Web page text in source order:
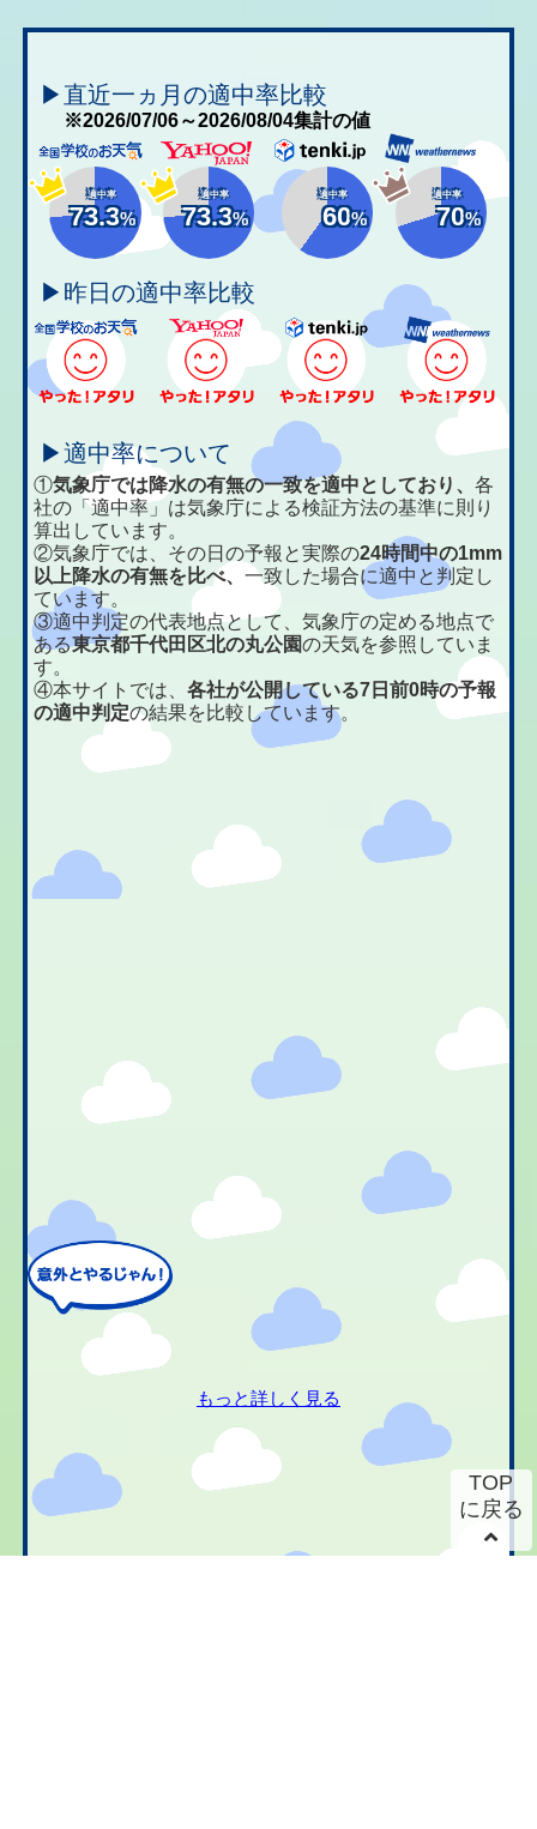
▶直近一ヵ月の適中率比較
※2026/07/06～2026/08/04集計の値
適中率
73.3%
適中率
73.3%
適中率
60%
適中率
70%
▶昨日の適中率比較
▶適中率について
①気象庁では降水の有無の一致を適中としており、各
社の「適中率」は気象庁による検証方法の基準に則り
算出しています。
②気象庁では、その日の予報と実際の24時間中の1mm
以上降水の有無を比べ、一致した場合に適中と判定し
ています。
③適中判定の代表地点として、気象庁の定める地点で
ある東京都千代田区北の丸公園の天気を参照していま
す。
④本サイトでは、各社が公開している7日前0時の予報
の適中判定の結果を比較しています。
もっと詳しく見る
TOP
に戻る